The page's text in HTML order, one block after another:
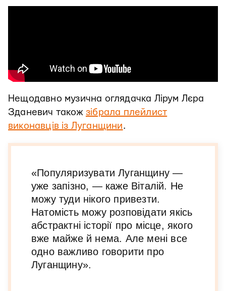
Нещодавно музична оглядачка Лірум Лєра
Зданевич також зібрала плейлист
виконавців із Луганщини.
«Популяризувати Луганщину —
уже запізно, — каже Віталій. Не
можу туди нікого привезти.
Натомість можу розповідати якісь
абстрактні історії про місце, якого
вже майже й нема. Але мені все
одно важливо говорити про
Луганщину».